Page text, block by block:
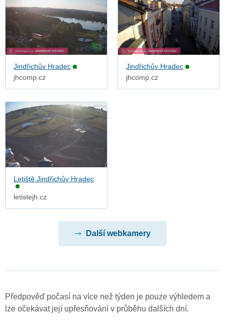
Jindřichův Hradec
jhcomp.cz
Jindřichův Hradec
jhcomp.cz
Letiště Jindřichův Hradec
letistejh.cz
Další webkamery
Předpověď počasí na více než týden je pouze výhledem a
lze očekávat její upřesňování v průběhu dalších dní.